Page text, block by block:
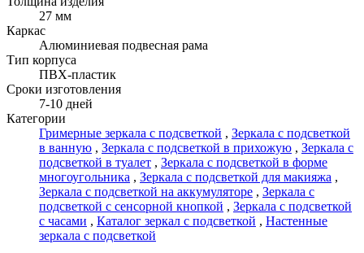
27 мм
Каркас
Алюминиевая подвесная рама
Тип корпуса
ПВХ-пластик
Сроки изготовления
7-10 дней
Категории
Гримерные зеркала с подсветкой , Зеркала с подсветкой
в ванную , Зеркала с подсветкой в прихожую , Зеркала с
подсветкой в туалет , Зеркала с подсветкой в форме
многоугольника , Зеркала с подсветкой для макияжа ,
Зеркала с подсветкой на аккумуляторе , Зеркала с
подсветкой с сенсорной кнопкой , Зеркала с подсветкой
с часами , Каталог зеркал с подсветкой , Настенные
зеркала с подсветкой